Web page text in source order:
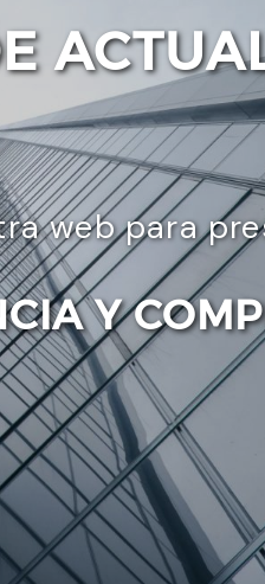
web para
Y